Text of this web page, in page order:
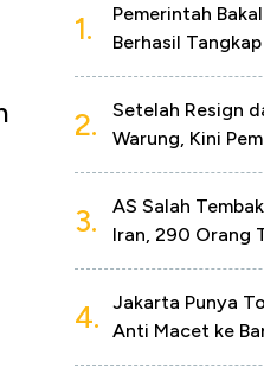
1.
Pemerintah
Berhasil
2.
Setelah Resign
Warung, Kini
3.
AS Salah
Iran, 290 Orang
4.
Jakarta Punya
Anti Macet ke